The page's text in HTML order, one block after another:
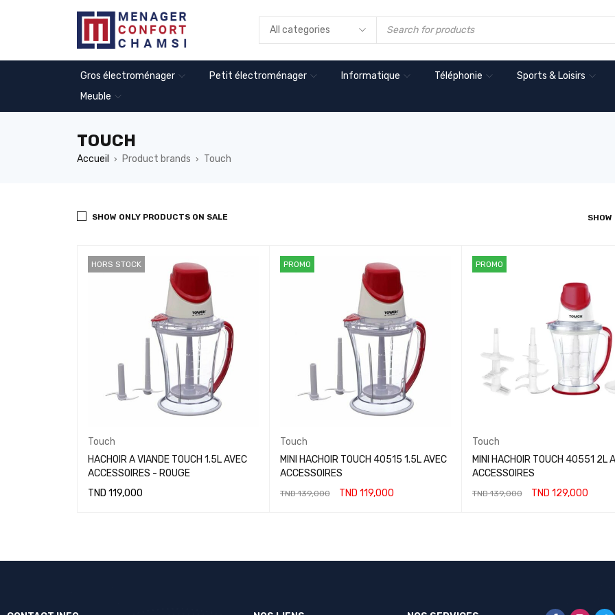
Gros électroménager Petit électroménager Informatique Téléphonie
Sports & Loisirs
Meuble
TOUCH
Accueil › Product brands › Touch
SHOW
SHOW ONLY PRODUCTS ON SALE
HORS STOCK
Touch
HACHOIR A VIANDE TOUCH 1.5L AVEC
ACCESSOIRES - ROUGE
TND 119,000
PROMO
Touch
MINI HACHOIR TOUCH 40515 1.5L AVEC
ACCESSOIRES
TND139,000 TND 119,000
PROMO
Touch
MINI HACHOIR TOUCH 40551 2L
ACCESSOIRES
TND139,000 TND 129,000